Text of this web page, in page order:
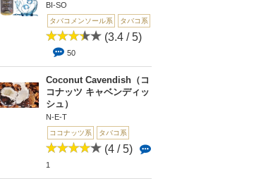
BI-SO
タバコメンソール系 タバコ系
(3.4 / 5)
50
Coconut Cavendish（コ
コナッツ キャベンディッ
シュ）
N-E-T
ココナッツ系 タバコ系
(4 / 5)
1